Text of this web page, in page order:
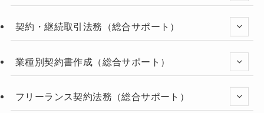
契約・継続取引法務（総合サポート）
業種別契約書作成（総合サポート）
フリーランス契約法務（総合サポート）